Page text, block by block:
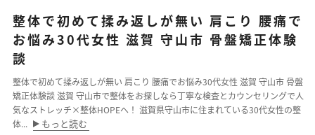
整体で初めて揉み返しが無い 肩こり 腰痛で
お悩み30代女性 滋賀 守山市 骨盤矯正体験
談
整体で初めて揉み返しが無い 肩こり 腰痛でお悩み30代女性 滋賀 守山市 骨盤
矯正体験談 滋賀 守山市で整体をお探しなら丁寧な検査とカウンセリングで人
気なストレッチ×整体HOPEへ！ 滋賀県守山市に住まれている30代女性の整
体...
もっと読む